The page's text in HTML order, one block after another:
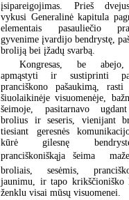
įsipareigojimas. Prieš
vykusi Generalinė kapitula
elementais pasauliečio
gyvenime įvardijo bendrystę,
broliją bei įžadų svarbą.
Kongresas, be
apmąstyti ir sustiprinti
pranciškono pašaukimą,
šiuolaikinėje visuomenėje,
šeimoje, pasitarnavo
brolius ir seseris, vienijant
tiesiant geresnės
kūrė gilesnę
pranciškoniškąja šeima 
broliais, sesėmis,
jaunimu, ir tapo krikščioniško
ženklu visai mūsų visuomenei.